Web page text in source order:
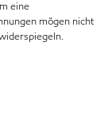
eine
mögen nicht